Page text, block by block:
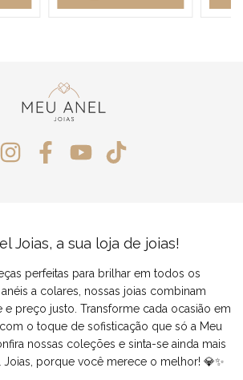
Joias, a sua loja de joias!
perfeitas para brilhar em todos os
a colares, nossas joias combinam
e preço justo. Transforme cada ocasião em
o toque de sofisticação que só a Meu
nossas coleções e sinta-se ainda mais
Joias, porque você merece o melhor! 💎✨